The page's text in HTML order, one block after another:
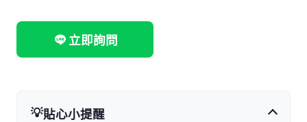
立即詢問
💡貼心小提醒